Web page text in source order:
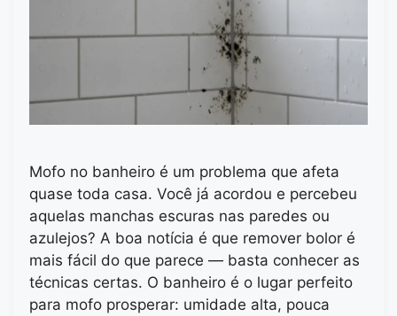
Mofo no banheiro é um problema que afeta
quase toda casa. Você já acordou e percebeu
aquelas manchas escuras nas paredes ou
azulejos? A boa notícia é que remover bolor é
mais fácil do que parece — basta conhecer as
técnicas certas. O banheiro é o lugar perfeito
para mofo prosperar: umidade alta, pouca